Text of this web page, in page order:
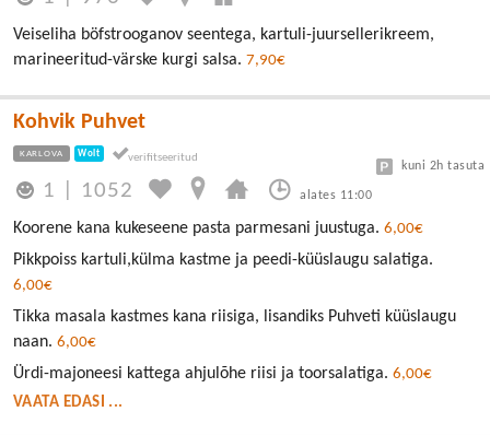
Veiseliha böfstrooganov seentega, kartuli-juursellerikreem,
marineeritud-värske kurgi salsa. 7,90€
Kohvik Puhvet
KARLOVA Wolt
1 1052 alates 11:00
kuni 2h tasuta
Koorene kana kukeseene pasta parmesani juustuga. 6,00€
Pikkpoiss kartuli,külma kastme ja peedi-küüslaugu salatiga.
6,00€
Tikka masala kastmes kana riisiga, lisandiks Puhveti küüslaugu
naan. 6,00€
Ürdi-majoneesi kattega ahjulõhe riisi ja toorsalatiga. 6,00€
VAATA EDASI ...